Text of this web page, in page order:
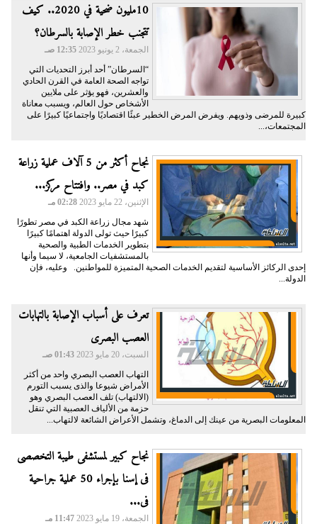
10مليون ضحية في 2020.. كيف
تتجنب خطر الإصابة بالسرطان؟
الجمعة، 2 يونيو 2023
12:35 صـ
“السرطان” أحد أبرز التحديات التي
تواجه الصحة العامة في القرن الحادي
والعشرين، فهو يؤثر على ملايين
الأشخاص حول العالم، ويسبب معاناة
كبيرة للمرضى وذويهم. ويفرض المرض الخطير عبئًا اقتصاديًا واجتماعيًا كبيرًا على
المجتمعات،...
نجاح أكثر من 5 آلاف عملية زراعة
كبد في مصر.. وافتتاح مركز...
الإثنين، 22 مايو 2023
02:28 مـ
شهد مجال زراعة الكبد في مصر تطورًا
كبيرًا حيث تولى الدولة اهتمامًا كبيرًا
بتطوير الخدمات الطبية والصحية
بالمستشفيات الجامعية، لا سيما وأنها
إحدى الركائز الأساسية لتقديم الخدمات الصحية المتميزة للمواطنين. وعليه، فإن
الدولة...
تعرف على أسباب الإصابة بالتهابات
العصب البصرى
السبت، 20 مايو 2023
01:43 صـ
التهاب العصب البصري واحد من أكثر
الأمراض شيوعا والذى يسبب التورم
(الالتهاب) تلف العصب البصري وهو
حزمة من الألياف العصبية التي تنقل
المعلومات البصرية من عينك إلى الدماغ، وتشمل الأعراض الشائعة لالتهاب...
نجاح كبير لمستشفى طيبة التخصصى
فى إسنا بإجراء 50 عملية جراحية
فى...
الجمعة، 19 مايو 2023
11:47 مـ